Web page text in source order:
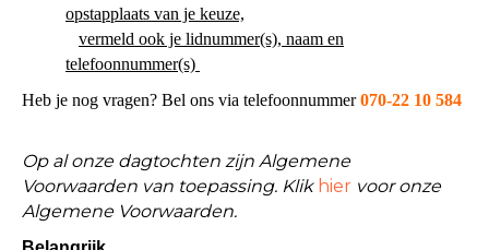
opstapplaats van je keuze,
vermeld ook je lidnummer(s), naam en
telefoonnummer(s)
Heb je nog vragen? Bel ons via telefoonnummer070-22 10 584
Op al onze dagtochten zijn Algemene
Voorwaarden van toepassing. Klik hier voor onze
Algemene Voorwaarden.